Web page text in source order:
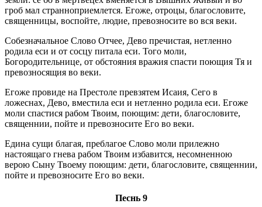
гроб мал странноприемлется. Егоже, отроцы, благословите,
священницы, воспойте, людие, превозносите во вся веки.
Собезначальное Слово Отчее, Дево пречистая, нетленно
родила еси и от сосцу питала еси. Того моли,
Богородительнице, от обстояния вражия спасти поющия Тя и
превозносящия во веки.
Егоже провиде на Престоле превзятем Исаия, Сего в
ложеснах, Дево, вместила еси и нетленно родила еси. Егоже
моли спастися рабом Твоим, поющим: дети, благословите,
священнии, пойте и превозносите Его во веки.
Едина сущи благая, преблагое Слово моли прилежно
настоящаго гнева рабом Твоим избавится, несомненною
верою Сыну Твоему поющим: дети, благословите, священнии,
пойте и превозносите Его во веки.
Песнь 9